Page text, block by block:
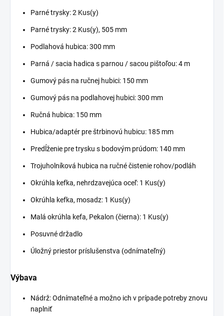
Parné trysky: 2 Kus(y)
Parné trysky: 2 Kus(y), 505 mm
Podlahová hubica: 300 mm
Parná / sacia hadica s parnou / sacou pištoľou: 4 m
Gumový pás na ručnej hubici: 150 mm
Gumový pás na podlahovej hubici: 300 mm
Ručná hubica: 150 mm
Hubica/adaptér pre štrbinovú hubicu: 185 mm
Predĺženie pre trysku s bodovým prúdom: 140 mm
Trojuholníková hubica na ručné čistenie rohov/podláh
Okrúhla kefka, nehrdzavejúca oceľ: 1 Kus(y)
Okrúhla kefka, mosadz: 1 Kus(y)
Malá okrúhla kefa, Pekalon (čierna): 1 Kus(y)
Posuvné držadlo
Úložný priestor príslušenstva (odnímateľný)
Výbava
Nádrž: Odnímateľné a možno ich v prípade potreby znovu
naplniť